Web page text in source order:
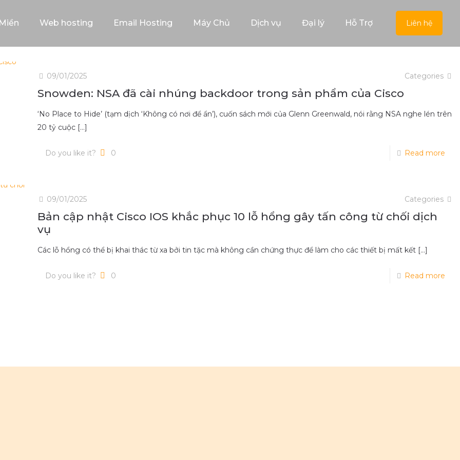
Web hosting Email Hosting Máy Chủ Dịch vụ Đại lý Hỗ Trợ Liên hệ
09/01/2025 Categories
Snowden: NSA đã cài nhúng backdoor trong sản phẩm của Cisco
‘No Place to Hide’ (tạm dịch ‘Không có nơi để ẩn’), cuốn sách mới của Glenn Greenwald, nói rằng NSA nghe lén trên
20 tỷ cuộc[…]
Do you like it? 0 Read more
09/01/2025 Categories
Bản cập nhật Cisco IOS khắc phục 10 lỗ hổng gây tấn công từ chối dịch
vụ
Các lỗ hổng có thể bị khai thác từ xa bởi tin tặc mà không cần chứng thực để làm cho các thiết bị mất kết[…]
Do you like it? 0 Read more